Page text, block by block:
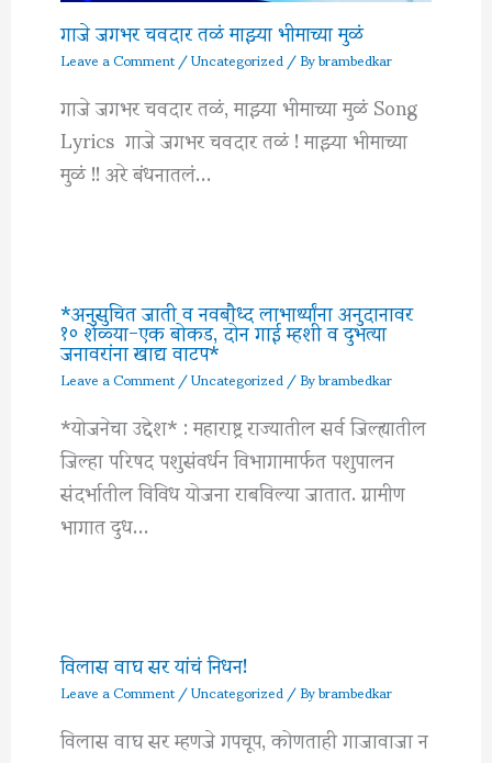
गाजे जगभर चवदार तळं माझ्या भीमाच्या मुळं
Leave a Comment/Uncategorized/ Bybrambedkar
गाजे जगभर चवदार तळं, माझ्या भीमाच्या मुळं Song
Lyrics गाजे जगभर चवदार तळं ! माझ्या भीमाच्या
मुळं !! अरे बंधनातलं…
*अनुसुचित जाती व नवबौध्द लाभार्थ्यांना अनुदानावर
१० शेळ्या-एक बोकड, दोन गाई म्हशी व दुभत्या
जनावरांना खाद्य वाटप*
Leave a Comment/Uncategorized/ Bybrambedkar
*योजनेचा उद्देश* : महाराष्ट्र राज्यातील सर्व जिल्ह्यातील
जिल्हा परिषद पशुसंवर्धन विभागामार्फत पशुपालन
संदर्भातील विविध योजना राबविल्या जातात. ग्रामीण
भागात दुध…
विलास वाघ सर यांचं निधन!
Leave a Comment/Uncategorized/ Bybrambedkar
विलास वाघ सर म्हणजे गपचूप, कोणताही गाजावाजा न